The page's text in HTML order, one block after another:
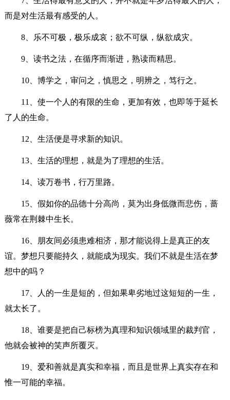
而是对生活最有感受的人。
8、乐不可极，极乐成哀；欲不可纵，纵欲成灾。
9、读书之法，在循序而渐进，熟读而精思。
10、博学之，审问之，慎思之，明辨之，笃行之。
11、使一个人的有限的生命，更加有效，也即等于延长
了人的生命。
12、生活便是寻求新的知识。
13、生活的理想，就是为了理想的生活。
14、读万卷书，行万里路。
15、假如你的品德十分高尚，莫为出身低微而悲伤，蔷
薇常在荆棘中生长。
16、朋友间必须患难相济，那才能说得上是真正的友
谊。梦想只要能持久，就能成为现实。我们不就是生活在梦
想中的吗？
17、人的一生是短的，但如果卑劣地过这短短的一生，
就太长了。
18、谁要是把自己标榜为真理和知识领域里的裁判官，
他就会被神的笑声所覆灭。
19、爱和善就是真实和幸福，而且是世界上真实存在和
惟一可能的幸福。